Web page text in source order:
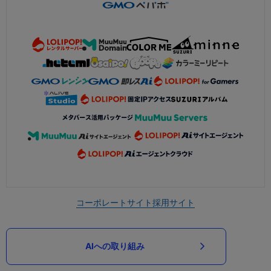
コーポレートサイト採用サイト
AIへの取り組み